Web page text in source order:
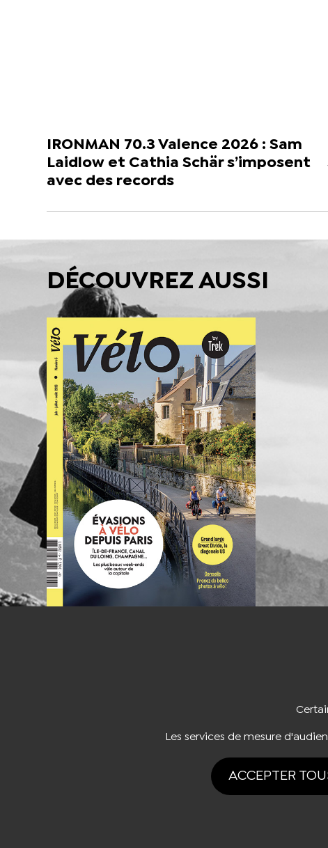
Les services de mesure
ACCEPTER
IRONMAN 70.3 Valence 2026 : Sam
Laidlow et Cathia Schär s’imposent
avec des records
DÉCOUVREZ AUSSI